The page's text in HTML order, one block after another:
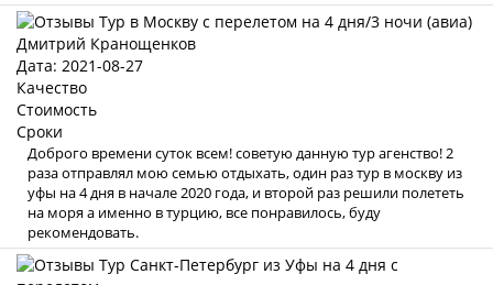
Дмитрий Кранощенков
Дата: 2021-08-27
Качество
Стоимость
Сроки
Доброго времени суток всем! советую данную тур агенство! 2
раза отправлял мою семью отдыхать, один раз тур в москву из
уфы на 4 дня в начале 2020 года, и второй раз решили полететь
на моря а именно в турцию, все понравилось, буду
рекомендовать.